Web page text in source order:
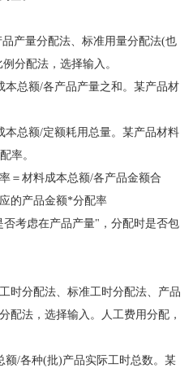
产量分配法、标准用量分配法(也
分配法，选择输入。
本总额/各产品产量之和。某产品材
本总额/定额耗用总量。某产品材料
率。
＝材料成本总额/各产品金额合
的产品金额*分配率
考虑在产品产量"，分配时是否包
时分配法、标准工时分配法、产品
配法，选择输入。人工费用分配，
额/各种(批)产品实际工时总数。某